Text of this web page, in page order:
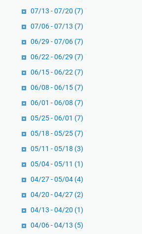
07/13 - 07/20 (7)
07/06 - 07/13 (7)
06/29 - 07/06 (7)
06/22 - 06/29 (7)
06/15 - 06/22 (7)
06/08 - 06/15 (7)
06/01 - 06/08 (7)
05/25 - 06/01 (7)
05/18 - 05/25 (7)
05/11 - 05/18 (3)
05/04 - 05/11 (1)
04/27 - 05/04 (4)
04/20 - 04/27 (2)
04/13 - 04/20 (1)
04/06 - 04/13 (5)